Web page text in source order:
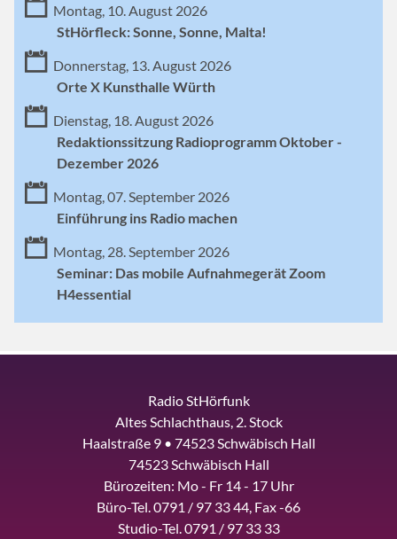
Montag, 10. August 2026
StHörfleck: Sonne, Sonne, Malta!
Donnerstag, 13. August 2026
Orte X Kunsthalle Würth
Dienstag, 18. August 2026
Redaktionssitzung Radioprogramm Oktober -
Dezember 2026
Montag, 07. September 2026
Einführung ins Radio machen
Montag, 28. September 2026
Seminar: Das mobile Aufnahmegerät Zoom
H4essential
Radio StHörfunk
Altes Schlachthaus, 2. Stock
Haalstraße 9 • 74523 Schwäbisch Hall
74523 Schwäbisch Hall
Bürozeiten: Mo - Fr 14 - 17 Uhr
Büro-Tel. 0791 / 97 33 44, Fax -66
Studio-Tel. 0791 / 97 33 33